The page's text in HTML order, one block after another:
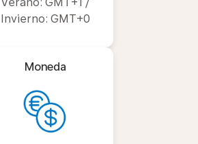
Invierno: GMT+0
Moneda